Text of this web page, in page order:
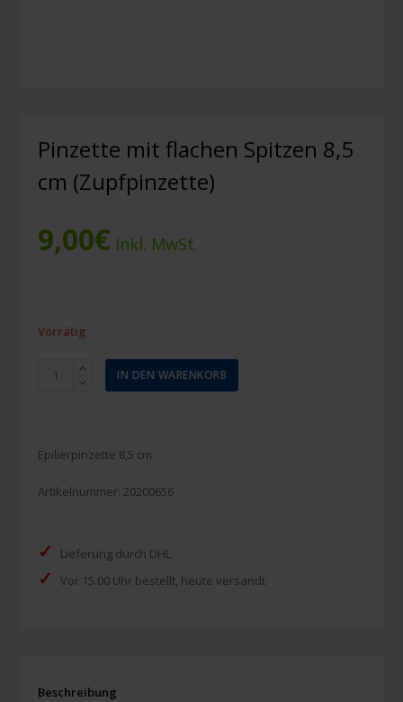
Pinzette mit flachen Spitzen 8,5
cm (Zupfpinzette)
9,00€ Inkl. MwSt.
Vorrätig
Pinzette
cm
Menge
IN DEN WARENKORB
Epilierpinzette 8,5 cm
Artikelnummer:20200656
✓ Lieferung durch DHL
✓ Vor 15.00 Uhr bestellt, heute versandt
Beschreibung